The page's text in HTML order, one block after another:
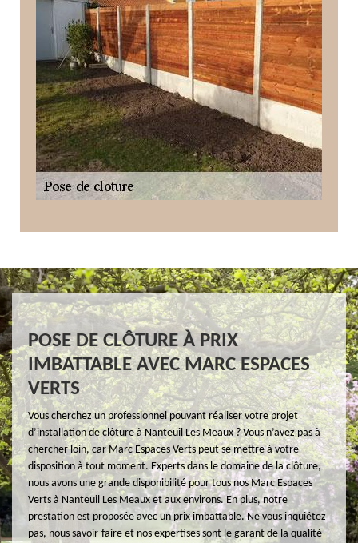
POSE DE CLÔTURE À PRIX
IMBATTABLE AVEC MARC ESPACES
VERTS
Vous cherchez un professionnel pouvant réaliser votre projet
d’installation de clôture à Nanteuil Les Meaux ? Vous n’avez pas à
chercher loin, car Marc Espaces Verts peut se mettre à votre
disposition à tout moment. Experts dans le domaine de la clôture,
nous avons une grande disponibilité pour tous nos Marc Espaces
Verts à Nanteuil Les Meaux et aux environs. En plus, notre
prestation est proposée avec un prix imbattable. Ne vous inquiétez
pas, nous savoir-faire et nos expertises sont le garant de la qualité